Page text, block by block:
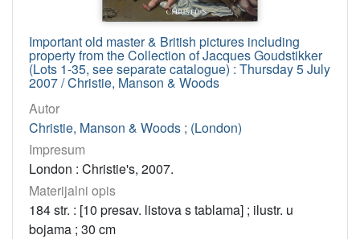
Important old master & British pictures including
property from the Collection of Jacques Goudstikker
(Lots 1-35, see separate catalogue) : Thursday 5 July
2007 / Christie, Manson & Woods
Autor
Christie, Manson & Woods ; (London)
Impresum
London : Christie's, 2007.
Materijalni opis
184 str. : [10 presav. listova s tablama] ; ilustr. u
bojama ; 30 cm